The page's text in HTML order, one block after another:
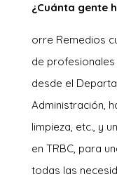
¿Cuánta gente
orre Remedios
de
desde el
Administración,
limpieza, etc., y
en TRBC, para
todas las